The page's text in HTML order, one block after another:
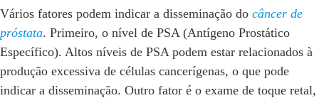
Vários fatores podem indicar a disseminação do câncer de
próstata. Primeiro, o nível de PSA (Antígeno Prostático
Específico). Altos níveis de PSA podem estar relacionados à
produção excessiva de células cancerígenas, o que pode
indicar a disseminação. Outro fator é o exame de toque retal,